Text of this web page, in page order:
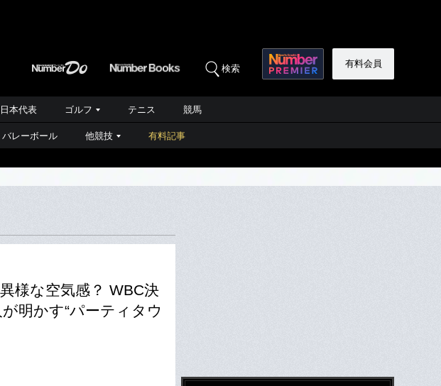
検索 有料会員
本代表 ゴルフ テニス 競馬
バレーボール 他競技 有料記事
様な空気感？ WBC決
明かす“パーティタウ